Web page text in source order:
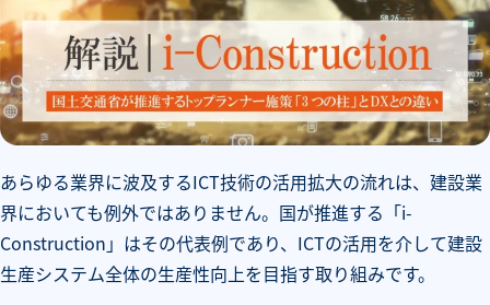
あらゆる業界に波及するICT技術の活用拡大の流れは、建設業
界においても例外ではありません。国が推進する「i-
Construction」はその代表例であり、ICTの活用を介して建設
生産システム全体の生産性向上を目指す取り組みです。